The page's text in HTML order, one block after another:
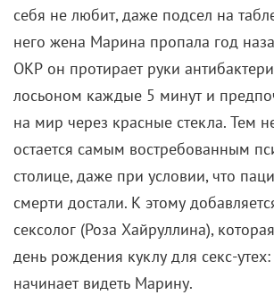
себя не любит, даже подсел на
него жена Марина пропала год
ОКР он протирает руки
лосьоном каждые 5 минут и
на мир через красные стекла. Тем
остается самым востребованным
столице, даже при условии, что
смерти достали. К этому
сексолог (Роза Хайруллина),
день рождения куклу для секс-
начинает видеть Марину.